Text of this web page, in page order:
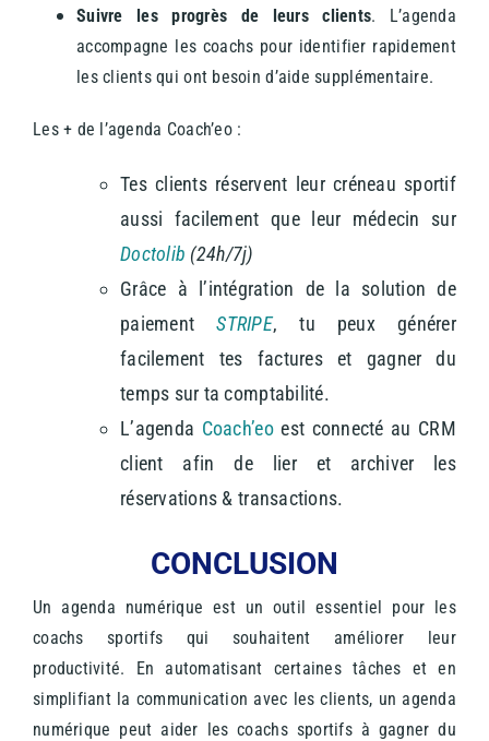
Suivre les progrès de leurs clients. L’agenda
accompagne les coachs pour identifier rapidement
les clients qui ont besoin d’aide supplémentaire.
Les + de l’agenda Coach’eo :
Tes clients réservent leur créneau sportif
aussi facilement que leur médecin sur
Doctolib (24h/7j)
Grâce à l’intégration de la solution de
paiementSTRIPE, tu peux générer
facilement tes factures et gagner du
temps sur ta comptabilité.
L’agenda Coach’eoest connecté au CRM
client afin de lier et archiver les
réservations & transactions.
CONCLUSION
Un agenda numérique est un outil essentiel pour les
coachs sportifs qui souhaitent améliorer leur
productivité. En automatisant certaines tâches et en
simplifiant la communication avec les clients, un agenda
numérique peut aider les coachs sportifs à gagner du